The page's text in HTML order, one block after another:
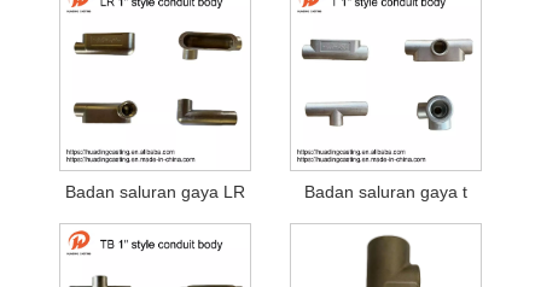
Badan saluran gaya LR Badan saluran gaya t